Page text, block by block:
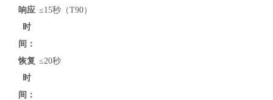
响应
时
间：
≤15秒（T90）
恢复
时
间：
≤20秒